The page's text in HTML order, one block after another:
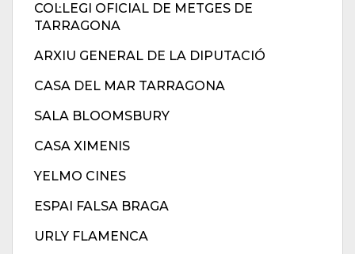
COL·LEGI OFICIAL DE METGES DE
TARRAGONA
ARXIU GENERAL DE LA DIPUTACIÓ
CASA DEL MAR TARRAGONA
SALA BLOOMSBURY
CASA XIMENIS
YELMO CINES
ESPAI FALSA BRAGA
URLY FLAMENCA